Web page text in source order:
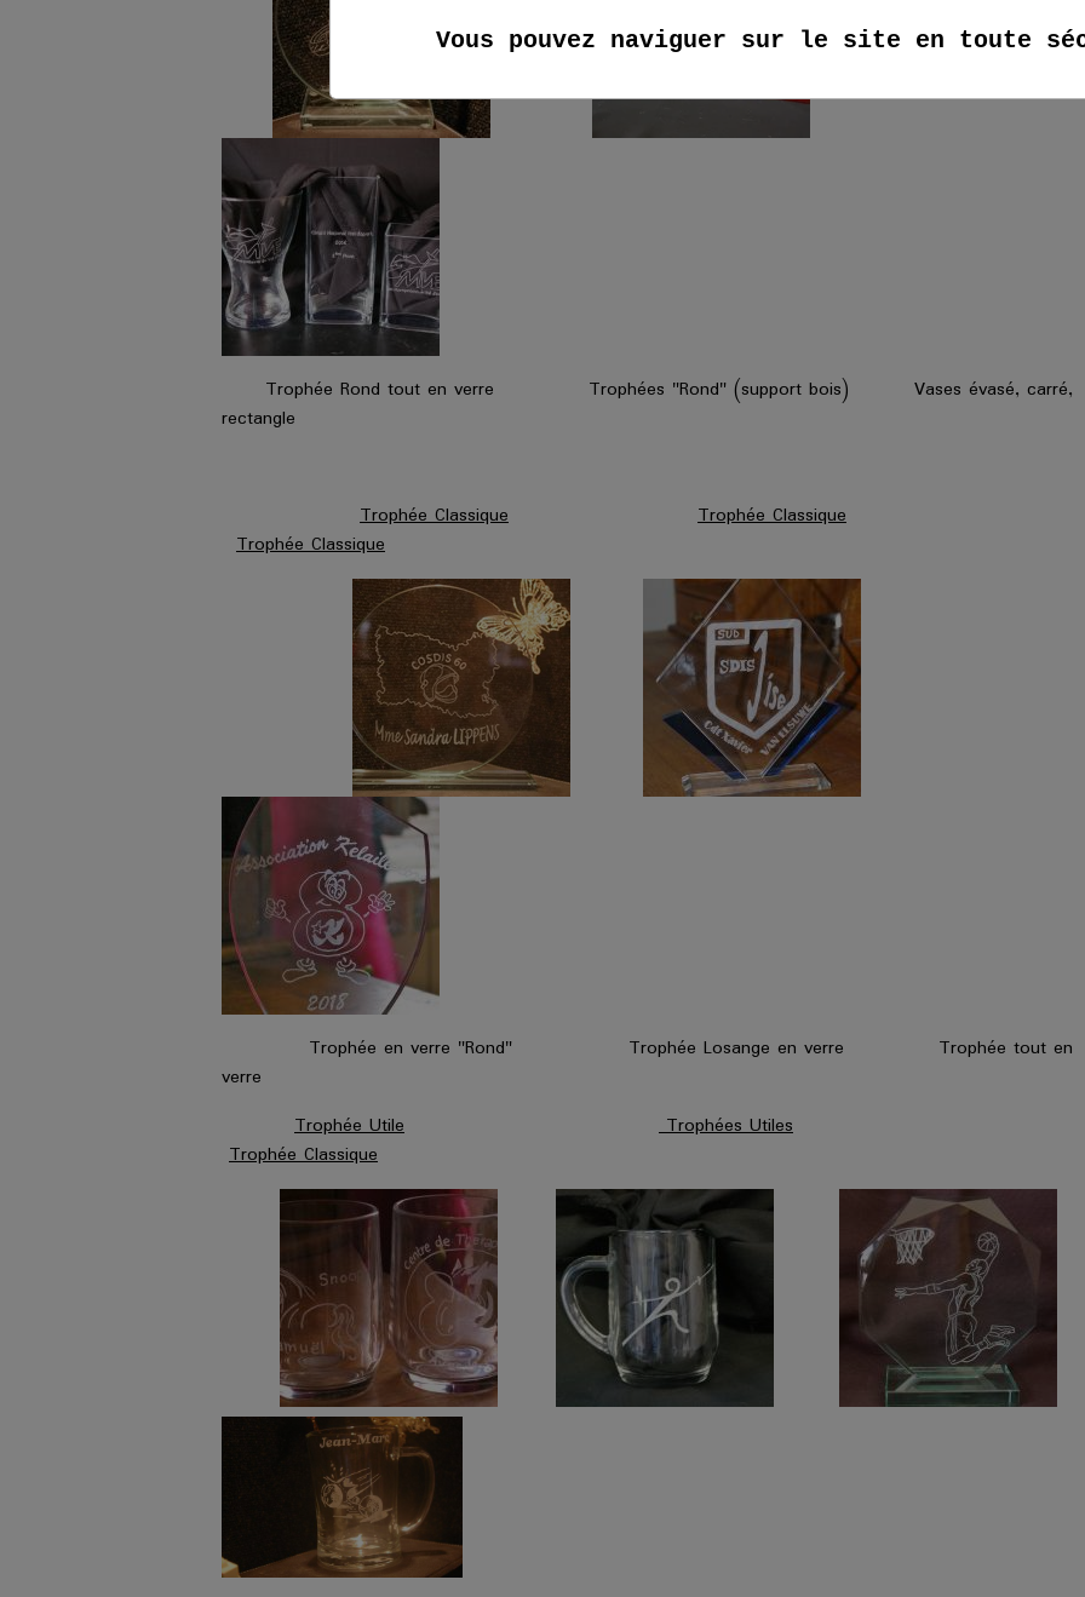
Trophée Rond tout en verre Trophées "Rond" (support bois) Vases évasé, carré,
rectangle
Trophée Classique
Trophée Classique
Trophée Classique
Trophée en verre "Rond" Trophée Losange en verre Trophée tout en
verre
Trophée Utile
Trophées Utiles
Trophée Classique
Vous pouvez naviguer sur le site en toute